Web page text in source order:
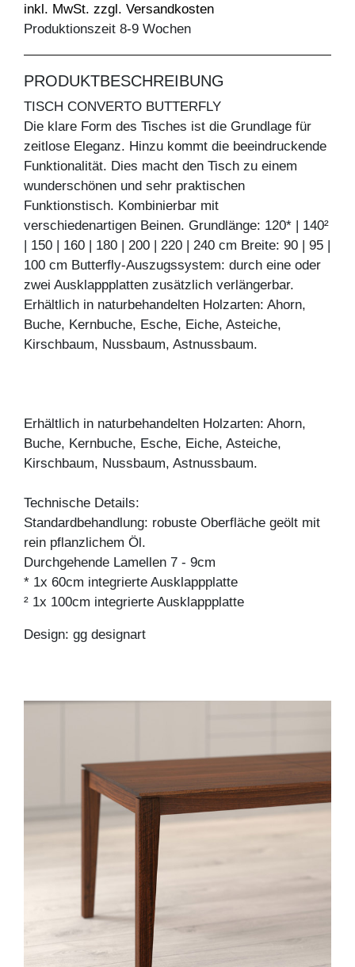
inkl. MwSt. zzgl. Versandkosten
Produktionszeit 8-9 Wochen
PRODUKTBESCHREIBUNG
TISCH CONVERTO BUTTERFLY
Die klare Form des Tisches ist die Grundlage für
zeitlose Eleganz. Hinzu kommt die beeindruckende
Funktionalität. Dies macht den Tisch zu einem
wunderschönen und sehr praktischen
Funktionstisch. Kombinierbar mit
verschiedenartigen Beinen. Grundlänge: 120* | 140²
| 150 | 160 | 180 | 200 | 220 | 240 cm Breite: 90 | 95 |
100 cm Butterfly-Auszugssystem: durch eine oder
zwei Ausklappplatten zusätzlich verlängerbar.
Erhältlich in naturbehandelten Holzarten: Ahorn,
Buche, Kernbuche, Esche, Eiche, Asteiche,
Kirschbaum, Nussbaum, Astnussbaum.
Erhältlich in naturbehandelten Holzarten: Ahorn,
Buche, Kernbuche, Esche, Eiche, Asteiche,
Kirschbaum, Nussbaum, Astnussbaum.
Technische Details:
Standardbehandlung: robuste Oberfläche geölt mit
rein pflanzlichem Öl.
Durchgehende Lamellen 7 - 9cm
* 1x 60cm integrierte Ausklappplatte
² 1x 100cm integrierte Ausklappplatte
Design: gg designart